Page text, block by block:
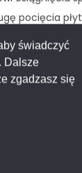
świadczyć
Dalsze
zgadzasz się
pocięcia
do